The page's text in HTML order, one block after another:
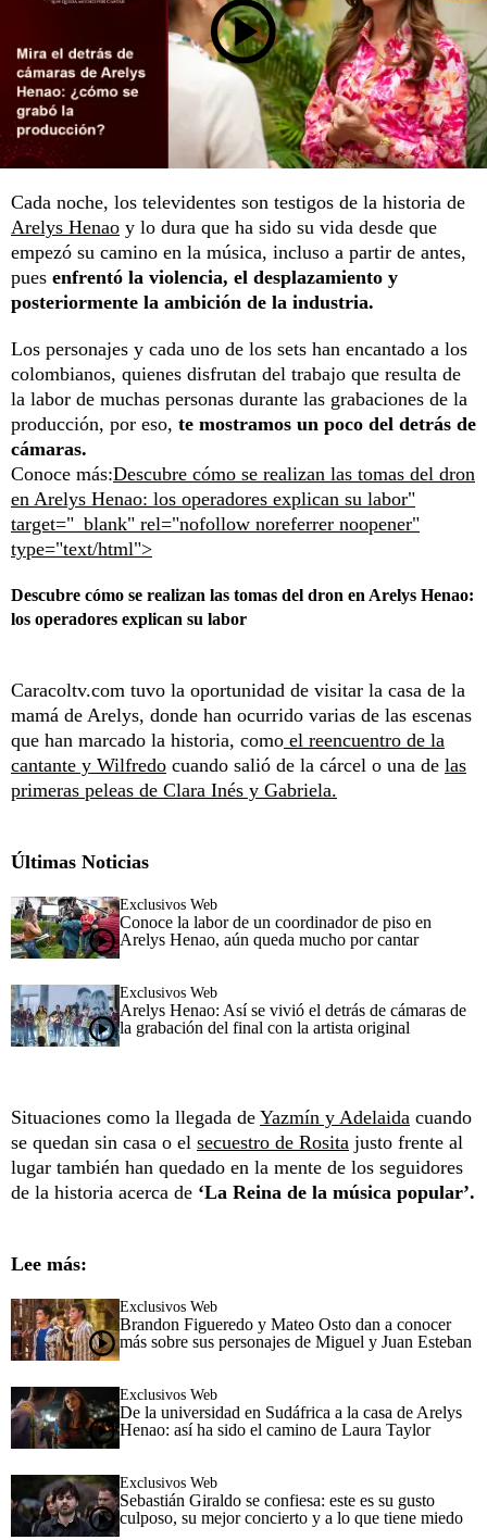
Cada noche, los televidentes son testigos de la historia de
Arelys Henao y lo dura que ha sido su vida desde que
empezó su camino en la música, incluso a partir de antes,
pues enfrentó la violencia, el desplazamiento y
posteriormente la ambición de la industria.
Los personajes y cada uno de los sets han encantado a los
colombianos, quienes disfrutan del trabajo que resulta de
la labor de muchas personas durante las grabaciones de la
producción, por eso, te mostramos un poco del detrás de
cámaras.
Conoce más:Descubre cómo se realizan las tomas del dron
en Arelys Henao: los operadores explican su labor"
target="_blank" rel="nofollow noreferrer noopener"
type="text/html">
Descubre cómo se realizan las tomas del dron en Arelys Henao:
los operadores explican su labor
Caracoltv.com tuvo la oportunidad de visitar la casa de la
mamá de Arelys, donde han ocurrido varias de las escenas
que han marcado la historia, como el reencuentro de la
cantante y Wilfredo cuando salió de la cárcel o una de las
primeras peleas de Clara Inés y Gabriela.
Últimas Noticias
Exclusivos Web
Conoce la labor de un coordinador de piso en
Arelys Henao, aún queda mucho por cantar
Exclusivos Web
Arelys Henao: Así se vivió el detrás de cámaras de
la grabación del final con la artista original
Situaciones como la llegada de Yazmín y Adelaida cuando
se quedan sin casa o el secuestro de Rosita justo frente al
lugar también han quedado en la mente de los seguidores
de la historia acerca de ‘La Reina de la música popular’.
Lee más:
Exclusivos Web
Brandon Figueredo y Mateo Osto dan a conocer
más sobre sus personajes de Miguel y Juan Esteban
Exclusivos Web
De la universidad en Sudáfrica a la casa de Arelys
Henao: así ha sido el camino de Laura Taylor
Exclusivos Web
Sebastián Giraldo se confiesa: este es su gusto
culposo, su mejor concierto y a lo que tiene miedo